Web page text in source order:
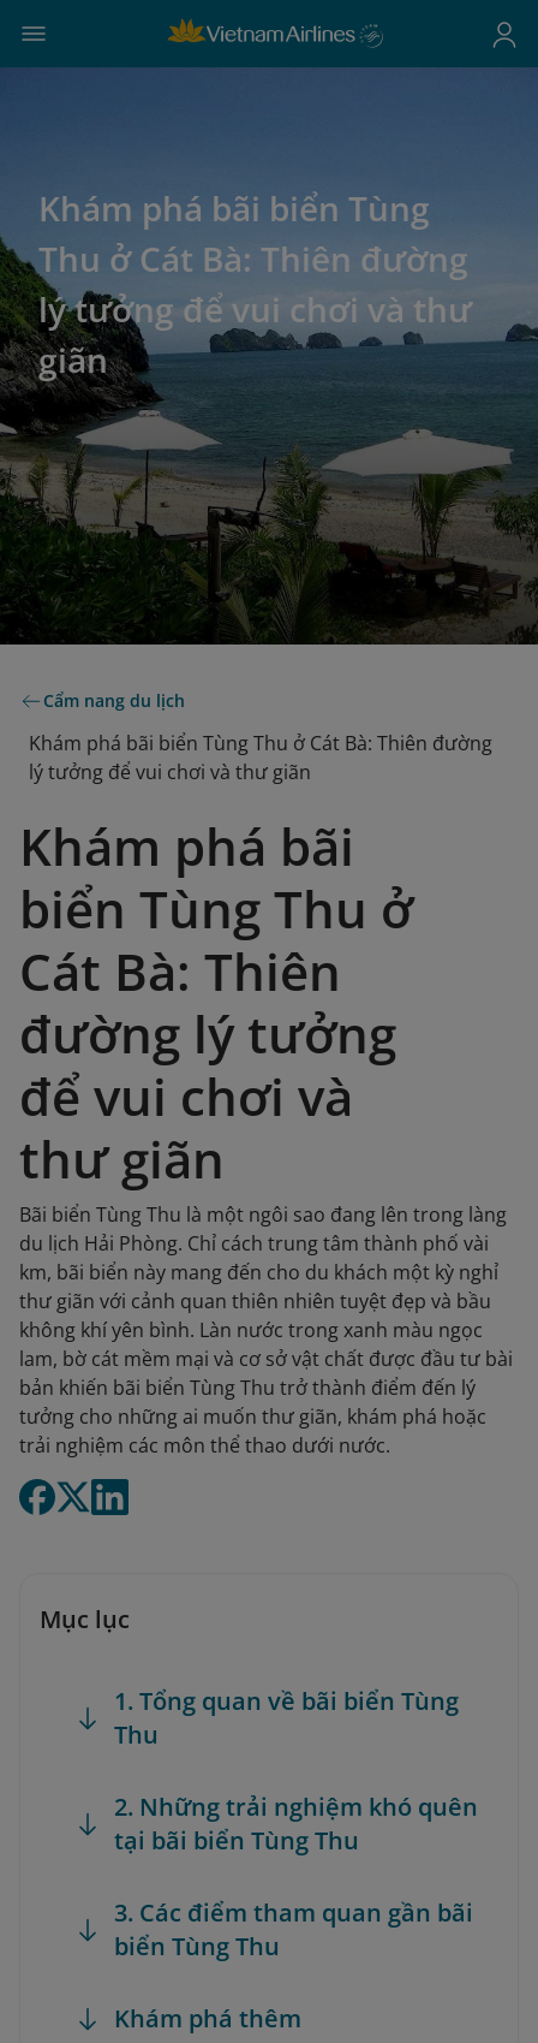
Khám phá bãi biển Tùng
Thu ở Cát Bà: Thiên đường
lý tưởng để vui chơi và thư
giãn
Cẩm nang du lịch
Khám phá bãi biển Tùng Thu ở Cát Bà: Thiên đường
lý tưởng để vui chơi và thư giãn
Khám phá bãi
biển Tùng Thu ở
Cát Bà: Thiên
đường lý tưởng
để vui chơi và
thư giãn
Bãi biển Tùng Thu là một ngôi sao đang lên trong làng
du lịch Hải Phòng. Chỉ cách trung tâm thành phố vài
km, bãi biển này mang đến cho du khách một kỳ nghỉ
thư giãn với cảnh quan thiên nhiên tuyệt đẹp và bầu
không khí yên bình. Làn nước trong xanh màu ngọc
lam, bờ cát mềm mại và cơ sở vật chất được đầu tư bài
bản khiến bãi biển Tùng Thu trở thành điểm đến lý
tưởng cho những ai muốn thư giãn, khám phá hoặc
trải nghiệm các môn thể thao dưới nước.
Mục lục
1. Tổng quan về bãi biển Tùng
Thu
2. Những trải nghiệm khó quên
tại bãi biển Tùng Thu
3. Các điểm tham quan gần bãi
biển Tùng Thu
Khám phá thêm